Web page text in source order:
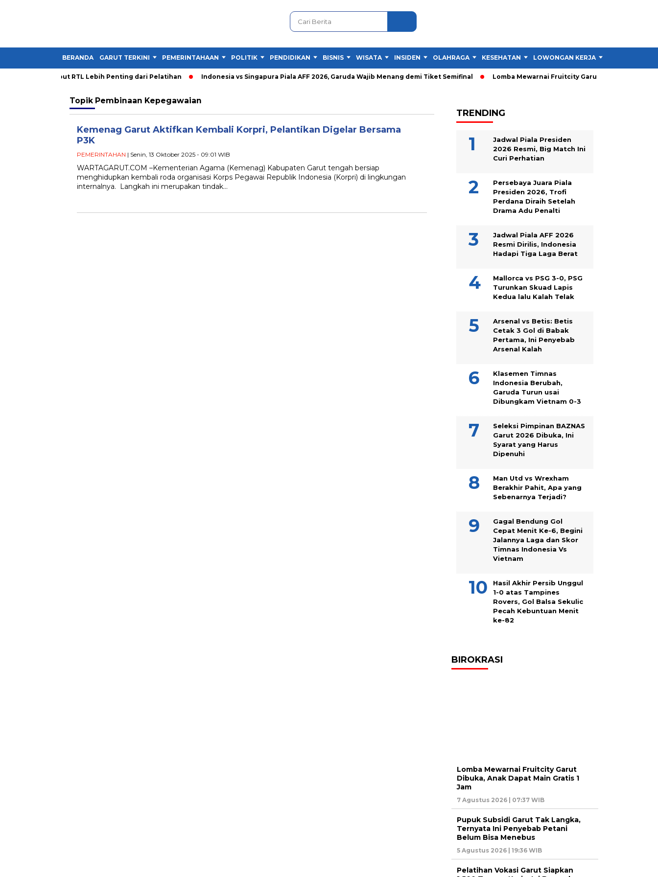
BERANDA GARUT TERKINI PEMERINTAHAAN POLITIK PENDIDIKAN BISNIS WISATA INSIDEN OLAHRAGA KESEHATAN LOWONGAN KERJA
PDM Garut Sebut RTL Lebih Penting dari Pelatihan Indonesia vs Singapura Piala AFF 2026, Garuda Wajib Menang demi Tiket Semifinal Lomba Mewarnai Fruitcity Garut Dibuka, Anak Dapat
Topik Pembinaan Kepegawaian
Kemenag Garut Aktifkan Kembali Korpri, Pelantikan Digelar Bersama
P3K
PEMERINTAHAN | Senin, 13 Oktober 2025 - 09:01 WIB
WARTAGARUT.COM –Kementerian Agama (Kemenag) Kabupaten Garut tengah bersiap
menghidupkan kembali roda organisasi Korps Pegawai Republik Indonesia (Korpri) di lingkungan
internalnya. Langkah ini merupakan tindak…
TRENDING
Jadwal Piala Presiden
2026 Resmi, Big Match Ini
Curi Perhatian
Persebaya Juara Piala
Presiden 2026, Trofi
Perdana Diraih Setelah
Drama Adu Penalti
Jadwal Piala AFF 2026
Resmi Dirilis, Indonesia
Hadapi Tiga Laga Berat
Mallorca vs PSG 3-0, PSG
Turunkan Skuad Lapis
Kedua lalu Kalah Telak
Arsenal vs Betis: Betis
Cetak 3 Gol di Babak
Pertama, Ini Penyebab
Arsenal Kalah
Klasemen Timnas
Indonesia Berubah,
Garuda Turun usai
Dibungkam Vietnam 0-3
Seleksi Pimpinan BAZNAS
Garut 2026 Dibuka, Ini
Syarat yang Harus
Dipenuhi
Man Utd vs Wrexham
Berakhir Pahit, Apa yang
Sebenarnya Terjadi?
Gagal Bendung Gol
Cepat Menit Ke-6, Begini
Jalannya Laga dan Skor
Timnas Indonesia Vs
Vietnam
Hasil Akhir Persib Unggul
1-0 atas Tampines
Rovers, Gol Balsa Sekulic
Pecah Kebuntuan Menit
ke-82
BIROKRASI
Lomba Mewarnai Fruitcity Garut
Dibuka, Anak Dapat Main Gratis 1
Jam
7 Agustus 2026 | 07:37 WIB
Pupuk Subsidi Garut Tak Langka,
Ternyata Ini Penyebab Petani
Belum Bisa Menebus
5 Agustus 2026 | 19:36 WIB
Pelatihan Vokasi Garut Siapkan